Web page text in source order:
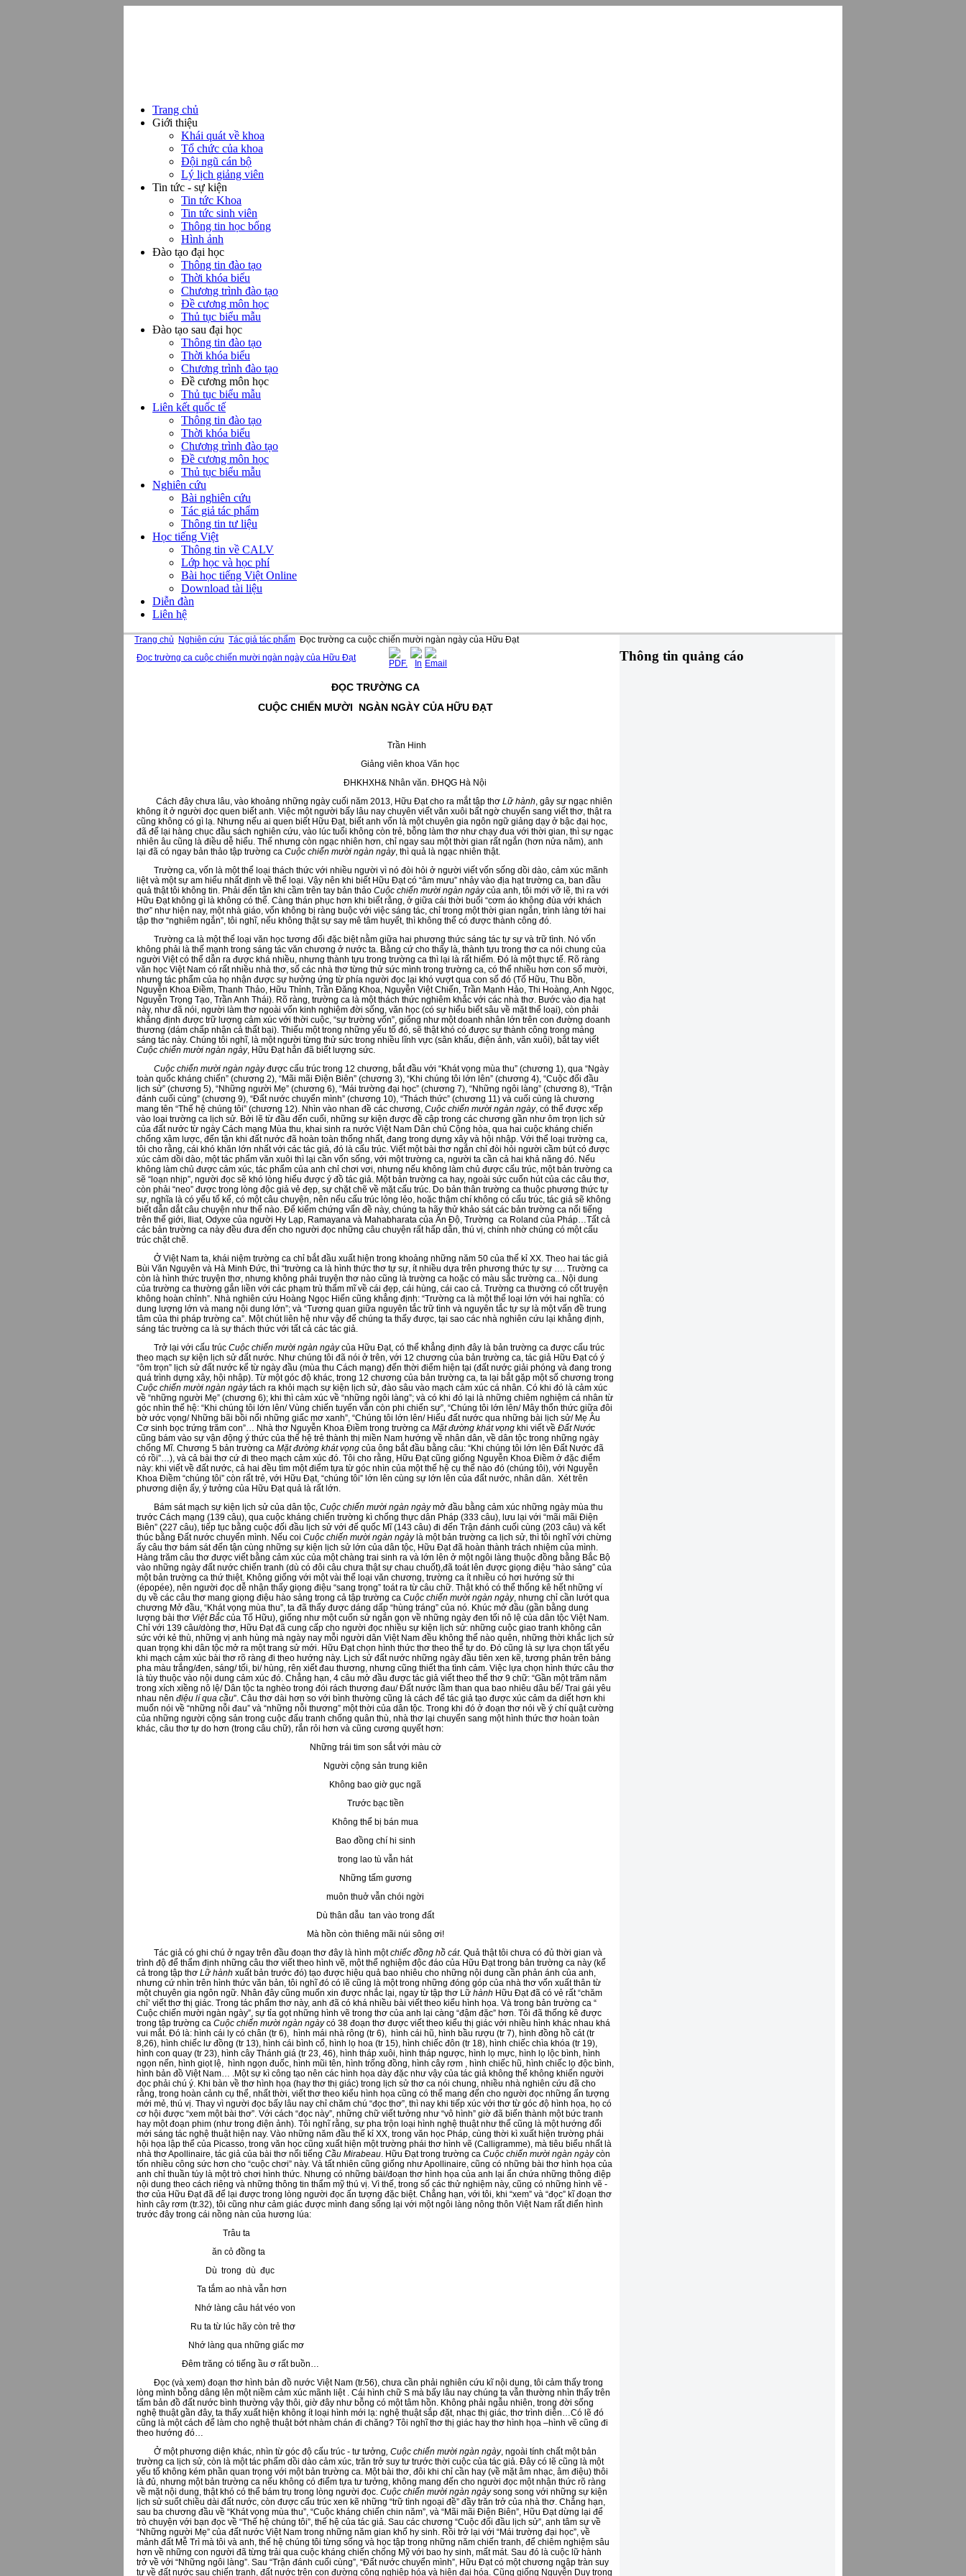
Trang chủ
Giới thiệu
Khái quát về khoa
Tổ chức của khoa
Đội ngũ cán bộ
Lý lịch giảng viên
Tin tức - sự kiện
Tin tức Khoa
Tin tức sinh viên
Thông tin học bổng
Hình ảnh
Đào tạo đại học
Thông tin đào tạo
Thời khóa biểu
Chương trình đào tạo
Đề cương môn học
Thủ tục biểu mẫu
Đào tạo sau đại học
Thông tin đào tạo
Thời khóa biểu
Chương trình đào tạo
Đề cương môn học
Thủ tục biểu mẫu
Liên kết quốc tế
Thông tin đào tạo
Thời khóa biểu
Chương trình đào tạo
Đề cương môn học
Thủ tục biểu mẫu
Nghiên cứu
Bài nghiên cứu
Tác giả tác phẩm
Thông tin tư liệu
Học tiếng Việt
Thông tin về CALV
Lớp học và học phí
Bài học tiếng Việt Online
Download tài liệu
Diễn đàn
Liên hệ
Trang chủ Nghiên cứu Tác giả tác phẩm Đọc trường ca cuộc chiến mười ngàn ngày của Hữu Đạt
Đọc trường ca cuộc chiến mười ngàn ngày của Hữu Đạt
ĐỌC TRƯỜNG CA
CUỘC CHIẾN MƯỜI NGÀN NGÀY CỦA HỮU ĐẠT
Trần Hinh
Giảng viên khoa Văn học
ĐHKHXH& Nhân văn. ĐHQG Hà Nội
Cách đây chưa lâu, vào khoảng những ngày cuối năm 2013, Hữu Đạt cho ra mắt tập thơ Lữ hành, gây sự ngạc nhiên
không ít ở người đọc quen biết anh. Việc một người bấy lâu nay chuyên viết văn xuôi bất ngờ chuyển sang viết thơ, thật ra
cũng không có gì lạ. Nhưng nếu ai quen biết Hữu Đạt, biết anh vốn là một chuyên gia ngôn ngữ giảng dạy ở bậc đại học,
đã để lại hàng chục đầu sách nghiên cứu, vào lúc tuổi không còn trẻ, bỗng làm thơ như chạy đua với thời gian, thì sự ngạc
nhiên âu cũng là điều dễ hiểu. Thế nhưng còn ngạc nhiên hơn, chỉ ngay sau một thời gian rất ngắn (hơn nửa năm), anh
lại đã có ngay bản thảo tập trường ca Cuộc chiến mười ngàn ngày, thì quả là ngạc nhiên thật.
Trường ca, vốn là một thể loại thách thức với nhiều người vì nó đòi hỏi ở người viết vốn sống dồi dào, cảm xúc mãnh
liệt và một sự am hiểu nhất định về thể loại. Vậy nên khi biết Hữu Đạt có “âm mưu” nhảy vào địa hạt trường ca, ban đầu
quả thật tôi không tin. Phải đến tận khi cầm trên tay bản thảo Cuộc chiến mười ngàn ngàycủa anh, tôi mới vỡ lẽ, thì ra với
Hữu Đạt không gì là không có thể. Càng thán phục hơn khi biết rằng, ở giữa cái thời buổi “cơm áo không đùa với khách
thơ” như hiện nay, một nhà giáo, vốn không bị ràng buộc với việc sáng tác, chỉ trong một thời gian ngắn, trình làng tới hai
tập thơ “nghiêm ngắn”, tôi nghĩ, nếu không thật sự say mê tâm huyết, thì không thể có được thành công đó.
Trường ca là một thể loại văn học tương đối đặc biệt nằm giữa hai phương thức sáng tác tự sự và trữ tình. Nó vốn
không phải là thế mạnh trong sáng tác văn chương ở nước ta. Bằng cứ cho thấy là, thành tựu trong thơ ca nói chung của
người Việt có thể dẫn ra được khá nhiều, nhưng thành tựu trong trường ca thì lại là rất hiếm. Đó là một thực tế. Rõ ràng
văn học Việt Nam có rất nhiều nhà thơ, số các nhà thơ từng thử sức mình trong trường ca, có thể nhiều hơn con số mười,
nhưng tác phẩm của họ nhận được sự hưởng ứng từ phía người đọc lại khó vượt qua con số đó (Tố Hữu, Thu Bồn,
Nguyễn Khoa Điềm, Thanh Thảo, Hữu Thỉnh, Trần Đăng Khoa, Nguyễn Việt Chiến, Trần Mạnh Hảo, Thi Hoàng, Anh Ngọc,
Nguyễn Trọng Tạo, Trần Anh Thái). Rõ ràng, trường ca là một thách thức nghiêm khắc với các nhà thơ. Bước vào địa hạt
này, như đã nói, người làm thơ ngoài vốn kinh nghiệm đời sống, văn học (có sự hiểu biết sâu về mặt thể loại), còn phải
khẳng định được trữ lượng cảm xúc với thời cuộc, “sự trường vốn”, giống như một doanh nhân lớn trên con đường doanh
thương (dám chấp nhận cả thất bại). Thiếu một trong những yếu tố đó, sẽ thật khó có được sự thành công trong mảng
sáng tác này. Chúng tôi nghĩ, là một người từng thử sức trong nhiều lĩnh vực (sân khấu, điện ảnh, văn xuôi), bắt tay viết
Cuộc chiến mười ngàn ngày, Hữu Đạt hẳn đã biết lượng sức.
Cuộc chiến mười ngàn ngàyđược cấu trúc trong 12 chương, bắt đầu với “Khát vọng mùa thu” (chương 1), qua “Ngày
toàn quốc kháng chiến” (chương 2), “Mãi mãi Điện Biên” (chương 3), “Khi chúng tôi lớn lên” (chương 4), “Cuộc đối đầu
lịch sử” (chương 5), “Những người Mẹ” (chương 6), “Mái trường đại học” (chương 7), “Những ngôi làng” (chương 8), “Trận
đánh cuối cùng” (chương 9), “Đất nước chuyển mình” (chương 10), “Thách thức” (chương 11) và cuối cùng là chương
mang tên “Thế hệ chúng tôi” (chương 12). Nhìn vào nhan đề các chương, Cuộc chiến mười ngàn ngày, có thể được xếp
vào loại trường ca lịch sử. Bởi lẽ từ đầu đến cuối, những sự kiện được đề cập trong các chương gần như ôm trọn lịch sử
của đất nước từ ngày Cách mạng Mùa thu, khai sinh ra nước Việt Nam Dân chủ Cộng hòa, qua hai cuộc kháng chiến
chống xâm lược, đến tận khi đất nước đã hoàn toàn thống nhất, đang trong dựng xây và hội nhập. Với thể loại trường ca,
tôi cho rằng, cái khó khăn lớn nhất với các tác giả, đó là cấu trúc. Viết một bài thơ ngắn chỉ đòi hỏi người cầm bút có được
xúc cảm dồi dào, một tác phẩm văn xuôi thì lại cần vốn sống, với một trường ca, người ta cần cả hai khả năng đó. Nếu
không làm chủ được cảm xúc, tác phẩm của anh chỉ chơi vơi, nhưng nếu không làm chủ được cấu trúc, một bản trường ca
sẽ “loạn nhịp”, người đọc sẽ khó lòng hiểu được ý đồ tác giả. Một bản trường ca hay, ngoài sức cuốn hút của các câu thơ,
còn phải “neo” được trong lòng độc giả vẻ đẹp, sự chặt chẽ về mặt cấu trúc. Do bản thân trường ca thuộc phương thức tự
sự, nghĩa là có yếu tố kể, có một câu chuyện, nên nếu cấu trúc lỏng lẻo, hoặc thậm chí không có cấu trúc, tác giả sẽ không
biết dẫn dắt câu chuyện như thế nào. Để kiểm chứng vấn đề này, chúng ta hãy thử khảo sát các bản trường ca nổi tiếng
trên thế giới, Iliat, Odyxe của người Hy Lạp, Ramayana và Mahabharata của Ấn Độ, Trường ca Roland của Pháp…Tất cả
các bản trường ca này đều đưa đến cho người đọc những câu chuyện rất hấp dẫn, thú vị, chính nhờ chúng có một cấu
trúc chặt chẽ.
Ở Việt Nam ta, khái niệm trường ca chỉ bắt đầu xuất hiện trong khoảng những năm 50 của thế kỉ XX. Theo hai tác giả
Bùi Văn Nguyên và Hà Minh Đức, thì “trường ca là hình thức thơ tự sự, ít nhiều dựa trên phương thức tự sự …. Trường ca
còn là hình thức truyện thơ, nhưng không phải truyện thơ nào cũng là trường ca hoặc có màu sắc trường ca.. Nội dung
của trường ca thường gắn liền với các phạm trù thẩm mĩ về cái đẹp, cái hùng, cái cao cả. Trường ca thường có cốt truyện
không hoàn chỉnh”. Nhà nghiên cứu Hoàng Ngọc Hiến cũng khẳng định: “Trường ca là một thể loại lớn với hai nghĩa: có
dung lượng lớn và mang nội dung lớn”; và “Tương quan giữa nguyên tắc trữ tình và nguyên tắc tự sự là một vấn đề trung
tâm của thi pháp trường ca”. Một chút liên hệ như vậy để chúng ta thấy được, tại sao các nhà nghiên cứu lại khẳng định,
sáng tác trường ca là sự thách thức với tất cả các tác giả.
Trở lại với cấu trúc Cuộc chiến mười ngàn ngàycủa Hữu Đạt, có thể khẳng định đây là bản trường ca được cấu trúc
theo mạch sự kiện lịch sử đất nước. Như chúng tôi đã nói ở trên, với 12 chương của bản trường ca, tác giả Hữu Đạt có ý
“ôm trọn” lịch sử đất nước kể từ ngày đầu (mùa thu Cách mạng) đến thời điểm hiện tại (đất nước giải phóng và đang trong
quá trình dựng xây, hội nhập). Từ một góc độ khác, trong 12 chương của bản trường ca, ta lại bắt gặp một số chương trong
Cuộc chiến mười ngàn ngàytách ra khỏi mạch sự kiện lịch sử, đào sâu vào mạch cảm xúc cá nhân. Có khi đó là cảm xúc
về “những người Mẹ” (chương 6); khi thì cảm xúc về “những ngôi làng”; và có khi đó lại là những chiêm nghiệm cá nhân từ
góc nhìn thế hệ: “Khi chúng tôi lớn lên/ Vùng chiến tuyến vẫn còn phi chiến sự”, “Chúng tôi lớn lên/ Mây thổn thức giữa đôi
bờ ước vọng/ Những bãi bồi nổi những giấc mơ xanh”, “Chúng tôi lớn lên/ Hiểu đất nước qua những bài lịch sử/ Mẹ Âu
Cơ sinh bọc trứng trăm con”… Nhà thơ Nguyễn Khoa Điềm trong trường ca Mặt đường khát vọng khi viết về Đất Nước
cũng bám vào sự vận động ý thức của thế hệ trẻ thành thị miền Nam hướng về nhân dân, về dân tộc trong những ngày
chống Mĩ. Chương 5 bản trường ca Mặt đường khát vọng của ông bắt đầu bằng câu: “Khi chúng tôi lớn lên Đất Nước đã
có rồi”…), và cả bài thơ cứ đi theo mạch cảm xúc đó. Tôi cho rằng, Hữu Đạt cũng giống Nguyễn Khoa Điềm ở đặc điểm
này: khi viết về đất nước, cả hai đều tìm một điểm tựa từ góc nhìn của một thế hệ cụ thể nào đó (chúng tôi), với Nguyễn
Khoa Điềm “chúng tôi” còn rất trẻ, với Hữu Đạt, “chúng tôi” lớn lên cùng sự lớn lên của đất nước, nhân dân. Xét trên
phương diện ấy, ý tưởng của Hữu Đạt quả là rất lớn.
Bám sát mạch sự kiện lịch sử của dân tộc, Cuộc chiến mười ngàn ngàymở đầu bằng cảm xúc những ngày mùa thu
trước Cách mạng (139 câu), qua cuộc kháng chiến trường kì chống thực dân Pháp (333 câu), lưu lại với “mãi mãi Điện
Biên” (227 câu), tiếp tục bằng cuộc đối đầu lịch sử với đế quốc Mĩ (143 câu) đi đến Trận đánh cuối cùng (203 câu) và kết
thúc bằng Đất nước chuyển mình. Nếu coi Cuộc chiến mười ngàn ngàylà một bản trường ca lịch sử, thì tôi nghĩ với chừng
ấy câu thơ bám sát đến tận cùng những sự kiện lịch sử lớn của dân tộc, Hữu Đạt đã hoàn thành trách nhiệm của mình.
Hàng trăm câu thơ được viết bằng cảm xúc của một chàng trai sinh ra và lớn lên ở một ngôi làng thuộc đồng bằng Bắc Bộ
vào những ngày đất nước chiến tranh (dù có đôi câu chưa thật sự chau chuốt),đã toát lên được giọng điệu “hào sảng” của
một bản trường ca thứ thiệt. Không giống với một vài thể loại văn chương, trường ca ít nhiều có hơi hướng sử thi
(épopée), nên người đọc dễ nhận thấy giọng điệu “sang trọng” toát ra từ câu chữ. Thật khó có thể thống kê hết những ví
dụ về các câu thơ mang giọng điệu hào sảng trong cả tập trường ca Cuộc chiến mười ngàn ngày, nhưng chỉ cần lướt qua
chương Mở đầu, “Khát vọng mùa thu”, ta đã thấy được dáng dấp “hùng tráng” của nó. Khúc mở đầu (gần bằng dung
lượng bài thơ Việt Bắc của Tố Hữu), giống như một cuốn sử ngắn gọn về những ngày đen tối nô lệ của dân tộc Việt Nam.
Chỉ với 139 câu/dòng thơ, Hữu Đạt đã cung cấp cho người đọc nhiều sự kiện lịch sử: những cuộc giao tranh không cân
sức với kẻ thù, những vị anh hùng mà ngày nay mỗi người dân Việt Nam đều không thể nào quên, những thời khắc lịch sử
quan trọng khi dân tộc mở ra một trang sử mới. Hữu Đạt chọn hình thức thơ theo thể tự do. Đó cũng là sự lựa chọn tất yếu
khi mạch cảm xúc bài thơ rõ ràng đi theo hướng này. Lịch sử đất nước những ngày đầu tiên xen kẽ, tương phản trên bảng
pha màu trắng/đen, sáng/ tối, bi/ hùng, rên xiết đau thương, nhưng cũng thiết tha tình cảm. Việc lựa chọn hình thức câu thơ
là tùy thuộc vào nội dung cảm xúc đó. Chẳng hạn, 4 câu mở đầu được tác giả viết theo thể thơ 9 chữ: “Gần một trăm năm
trong xích xiềng nô lệ/ Dân tộc ta nghèo trong đói rách thương đau/ Đất nước lầm than qua bao nhiêu dâu bể/ Trai gái yêu
nhau nên điệu lí qua cầu”. Câu thơ dài hơn so với bình thường cũng là cách để tác giả tạo được xúc cảm da diết hơn khi
muốn nói về “những nỗi đau” và “những nỗi thương” một thời của dân tộc. Trong khi đó ở đoạn thơ nói về ý chí quật cường
của những người cộng sản trong cuộc đấu tranh chống quân thù, nhà thơ lại chuyển sang một hình thức thơ hoàn toàn
khác, câu thơ tự do hơn (trong câu chữ), rắn rỏi hơn và cũng cương quyết hơn:
Những trái tim son sắt với màu cờ
Người cộng sản trung kiên
Không bao giờ gục ngã
Trước bạc tiền
Không thể bị bán mua
Bao đồng chí hi sinh
trong lao tù vẫn hát
Những tấm gương
muôn thuở vẫn chói ngời
Dù thân dẫu tan vào trong đất
Mà hồn còn thiêng mãi núi sông ơi!
Tác giả có ghi chú ở ngay trên đầu đoạn thơ đây là hình mộtchiếc đồng hồ cát. Quả thật tôi chưa có đủ thời gian và
trình độ để thẩm định những câu thơ viết theo hình vẽ, một thể nghiệm độc đáo của Hữu Đạt trong bản trường ca này (kể
cả trong tập thơ Lữ hành xuất bản trước đó) tạo được hiệu quả bao nhiêu cho những nội dung cần phản ánh của anh,
nhưng cứ nhìn trên hình thức văn bản, tôi nghĩ đó có lẽ cũng là một trong những đóng góp của nhà thơ vốn xuất thân từ
một chuyên gia ngôn ngữ. Nhân đây cũng muốn xin được nhắc lại, ngay từ tập thơ Lữ hành Hữu Đạt đã có vẻ rất “chăm
chỉ’ viết thơ thị giác. Trong tác phẩm thơ này, anh đã có khá nhiều bài viết theo kiểu hình họa. Và trong bản trường ca “
Cuộc chiến mười ngàn ngày”, sự tỉa gọt những hình vẽ trong thơ của anh lại càng “đậm đặc” hơn. Tôi đã thống kê được
trong tập trường ca Cuộc chiến mười ngàn ngàycó 38 đoạn thơ được viết theo kiểu thị giác với nhiều hình khác nhau khá
vui mắt. Đó là: hình cái ly có chân (tr 6), hình mái nhà rông (tr 6), hình cái hũ, hình bầu rượu (tr 7), hình đồng hồ cát (tr
8,26), hình chiếc lư đồng (tr 13), hình cái bình cổ, hình lọ hoa (tr 15), hình chiếc đôn (tr 18), hình chiếc chìa khóa (tr 19),
hình con quay (tr 23), hình cây Thánh giá (tr 23, 46), hình tháp xuôi, hình tháp ngược, hình lọ mực, hình lọ lộc bình, hình
ngọn nến, hình giọt lệ, hình ngọn đuốc, hình mũi tên, hình trống đồng, hình cây rơm , hình chiếc hũ, hình chiếc lọ độc bình,
hình bản đồ Việt Nam… .Một sự kì công tạo nên các hình họa dày đặc như vậy của tác giả không thể không khiến người
đọc phải chú ý. Khi bàn về thơ hình họa (hay thơ thị giác) trong lịch sử thơ ca nói chung, nhiều nhà nghiên cứu đã cho
rằng, trong hoàn cảnh cụ thể, nhất thời, viết thơ theo kiểu hình họa cũng có thể mang đến cho người đọc những ấn tượng
mới mẻ, thú vị. Thay vì người đọc bấy lâu nay chỉ chăm chú “đọc thơ”, thì nay khi tiếp xúc với thơ từ góc độ hình họa, họ có
cơ hội được “xem một bài thơ”. Với cách “đọc này”, những chữ viết tưởng như “vô hình” giờ đã biến thành một bức tranh
hay một đoạn phim (như trong điện ảnh). Tôi nghĩ rằng, sự pha trộn loại hình nghệ thuật như thế cũng là một hướng đổi
mới sáng tác nghệ thuật hiện nay. Vào những năm đầu thế kỉ XX, trong văn học Pháp, cùng thời kì xuất hiện trường phái
hội họa lập thể của Picasso, trong văn học cũng xuất hiện một trường phái thơ hình vẽ (Calligramme), mà tiêu biểu nhất là
nhà thơ Apollinaire, tác giả của bài thơ nổi tiếng Cầu Mirabeau. Hữu Đạt trong trường ca Cuộc chiến mười ngàn ngàycòn
tốn nhiều công sức hơn cho “cuộc chơi” này. Và tất nhiên cũng giống như Apollinaire, cũng có những bài thơ hình họa của
anh chỉ thuần túy là một trò chơi hình thức. Nhưng có những bài/đoạn thơ hình họa của anh lại ẩn chứa những thông điệp
nội dung theo cách riêng và những thông tin thẩm mỹ thú vị. Vì thế, trong số các thử nghiệm này, cũng có những hình vẽ -
thơ của Hữu Đạt đã để lại được trong lòng người đọc ấn tượng đặc biệt. Chẳng hạn, với tôi, khi “xem” và “đọc” kĩ đoạn thơ
hình cây rơm (tr.32), tôi cũng như cảm giác được mình đang sống lại với một ngôi làng nông thôn Việt Nam rất điển hình
trước đây trong cái nồng nàn của hương lúa:
Trâu ta
ăn cỏ đồng ta
Dù trong dù đục
Ta tắm ao nhà vẫn hơn
Nhớ làng câu hát véo von
Ru ta từ lúc hãy còn trẻ thơ
Nhớ làng qua những giấc mơ
Đêm trăng có tiếng ầu ơ rất buồn…
Đọc (và xem) đoạn thơ hình bản đồ nước Việt Nam (tr.56), chưa cần phải nghiên cứu kĩ nội dung, tôi cảm thấy trong
lòng mình bỗng dâng lên một niềm cảm xúc mãnh liệt . Cái hình chữ S mà bấy lâu nay chúng ta vẫn thường nhìn thấy trên
tấm bản đồ đất nước bình thường vậy thôi, giờ đây như bỗng có một tâm hồn. Không phải ngẫu nhiên, trong đời sống
nghệ thuật gần đây, ta thấy xuất hiện không ít loại hình mới lạ: nghệ thuật sắp đặt, nhạc thị giác, thơ trình diễn…Có lẽ đó
cũng là một cách để làm cho nghệ thuật bớt nhàm chán đi chăng? Tôi nghĩ thơ thị giác hay thơ hình họa –hình vẽ cũng đi
theo hướng đó…
Ở một phương diện khác, nhìn từ góc độ cấu trúc - tư tưởng, Cuộc chiến mười ngàn ngày, ngoài tính chất một bản
trường ca lịch sử, còn là một tác phẩm dồi dào cảm xúc, trăn trở suy tư trước thời cuộc của tác giả. Đây có lẽ cũng là một
yếu tố không kém phần quan trọng với một bản trường ca. Một bài thơ, đôi khi chỉ cần hay (về mặt âm nhạc, âm điệu) thôi
là đủ, nhưng một bản trường ca nếu không có điểm tựa tư tưởng, không mang đến cho người đọc một nhận thức rõ ràng
về mặt nội dung, thật khó có thể bám trụ trong lòng người đọc. Cuộc chiến mười ngàn ngàysong song với những sự kiện
lịch sử suốt chiều dài đất nước, còn được cấu trúc xen kẽ những “trữ tình ngoại đề” đầy trăn trở của nhà thơ. Chẳng hạn,
sau ba chương đầu về “Khát vọng mùa thu”, “Cuộc kháng chiến chin năm”, và “Mãi mãi Điện Biên”, Hữu Đạt dừng lại để
trò chuyện với bạn đọc về “Thế hệ chúng tôi”, thế hệ của tác giả. Sau các chương “Cuộc đối đầu lịch sử”, anh tâm sự về
“Những người Mẹ” của đất nước Việt Nam trong những năm gian khổ hy sinh. Rồi trở lại với “Mái trường đại học”, về
mảnh đất Mễ Trì mà tôi và anh, thế hệ chúng tôi từng sống và học tập trong những năm chiến tranh, để chiêm nghiệm sâu
hơn về những con người đã từng trải qua cuộc kháng chiến chống Mỹ với bao hy sinh, mất mát. Sau đó là cuộc lữ hành
trở về với “Những ngôi làng”. Sau “Trận đánh cuối cùng”, “Đất nước chuyển mình”, Hữu Đạt có một chương ngập tràn suy
tư về đất nước sau chiến tranh, đất nước trên con đường công nghiệp hóa và hiện đại hóa. Cũng giống Nguyễn Duy trong
Thông tin quảng cáo